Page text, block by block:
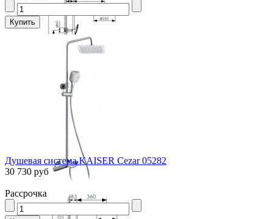
Душевая система KAISER Cezar 05282
30 730 руб
Рассрочка